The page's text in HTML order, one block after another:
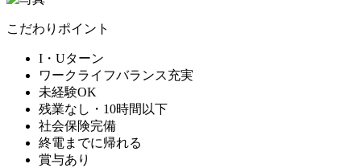
こだわりポイント
I・Uターン
ワークライフバランス充実
未経験OK
残業なし・10時間以下
社会保険完備
終電までに帰れる
賞与あり